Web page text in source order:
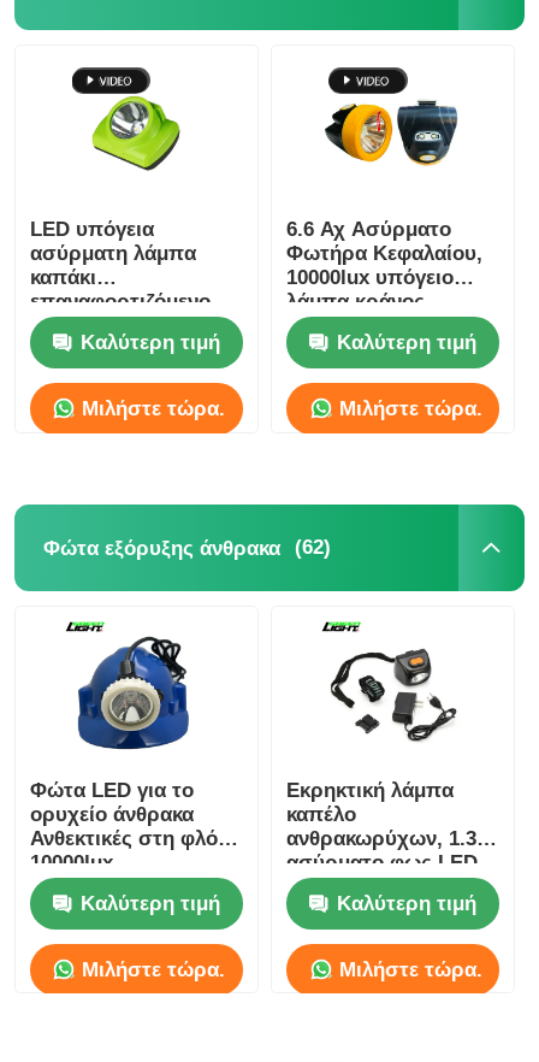
LED υπόγεια
ασύρματη λάμπα
καπάκι
επαναφορτιζόμενο
για την εξόρυξη
15000lux 6.8Ah IP68
Καλύτερη τιμή
Μιλήστε τώρα.
6.6 Αχ Ασύρματο
Φωτήρα Κεφαλαίου,
10000lux υπόγειο
λάμπα κράνος
ορυχείου
Καλύτερη τιμή
Μιλήστε τώρα.
Φώτα εξόρυξης άνθρακα (62)
Φώτα LED για το
ορυχείο άνθρακα
Ανθεκτικές στη φλόγα
10000lux
επαναφορτιζόμενες
1200 κύκλους
Καλύτερη τιμή
Μιλήστε τώρα.
Εκρηκτική λάμπα
καπέλο
ανθρακωρύχων, 1.3W
ασύρματο φως LED
3.7V 4.5Ah
Καλύτερη τιμή
Μιλήστε τώρα.